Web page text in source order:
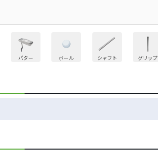
パター ボール シャフト グリップ